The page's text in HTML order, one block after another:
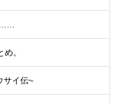
。
サイ伝~